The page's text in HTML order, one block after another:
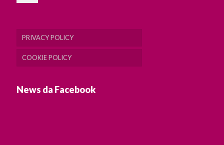
PRIVACY POLICY
COOKIE POLICY
News da Facebook